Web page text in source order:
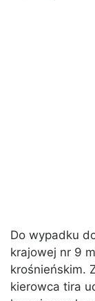
Do wypadku
krajowej nr 9
krośnieńskim.
kierowca tira